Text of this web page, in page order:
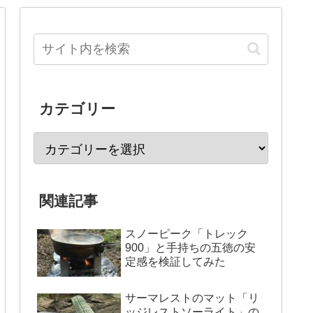
カテゴリー
関連記事
スノーピーク「トレック
900」と手持ちの五徳の安
定感を検証してみた
サーマレストのマット「リ